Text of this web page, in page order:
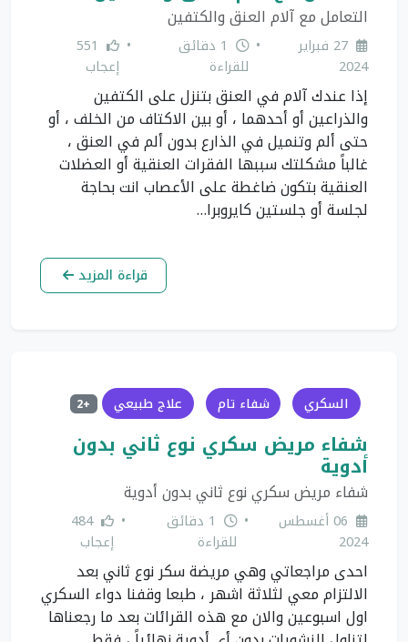
التعامل مع آلام العنق والكتفين
27 فبراير
2024
•
1 دقائق
للقراءة
•
551
إعجاب
إذا عندك آلام في العنق بتنزل على الكتفين
والذراعين أو أحدهما ، أو بين الاكتاف من الخلف ، أو
حتى ألم وتنميل في الذارع بدون ألم في العنق ،
غالباً مشكلتك سببها الفقرات العنقية أو العضلات
العنقية بتكون ضاغطة على الأعصاب انت بحاجة
لجلسة أو جلستين كايروبرا…
قراءة المزيد
السكري شفاء تام علاج طبيعي +2
شفاء مريض سكري نوع ثاني بدون
أدوية
شفاء مريض سكري نوع ثاني بدون أدوية
06 أغسطس
2024
•
1 دقائق
للقراءة
•
484
إعجاب
احدى مراجعاتي وهي مريضة سكر نوع ثاني بعد
الالتزام معي لثلاثة اشهر ، طبعا وقفنا دواء السكري
اول اسبوعين والان مع هذه القرائات بعد ما رجعناها